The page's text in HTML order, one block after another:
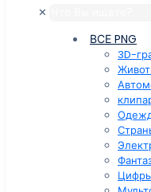
✕
ВСЕ PNG
3D-